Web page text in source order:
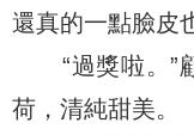
還真的一點臉皮
“過獎啦。”
荷，清純甜美。